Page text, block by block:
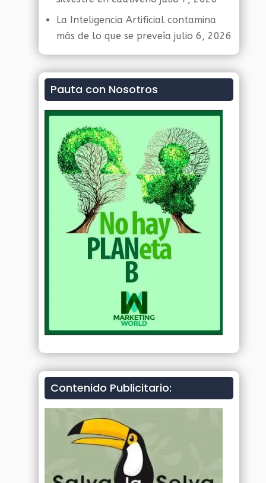
La Inteligencia Artificial contamina
más de lo que se preveía julio 6, 2026
Pauta con Nosotros
Contenido Publicitario: